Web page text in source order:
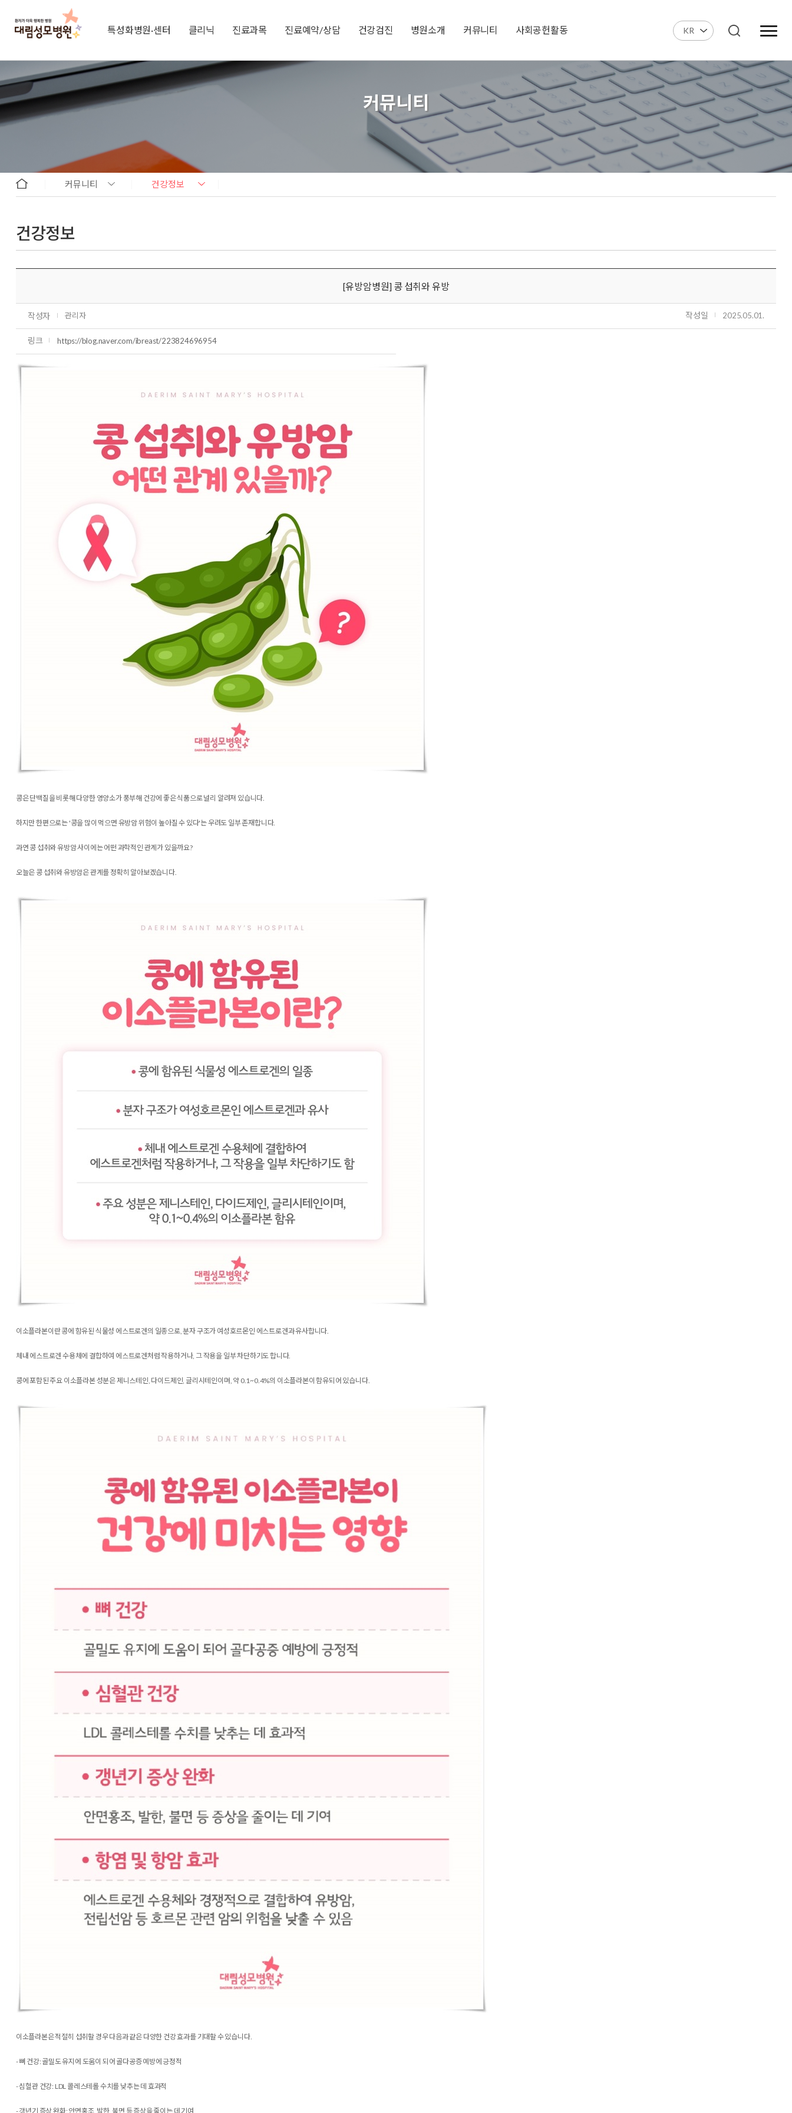
특성화병원·센터 클리닉 진료과목 진료예약/상담 건강검진 병원소개 커뮤니티 사회공헌활동 KR
커뮤니티
커뮤니티 건강정보
건강정보
[유방암병원] 콩 섭취와 유방
작성자 관리자 작성일 2025.05.01.
링크 https://blog.naver.com/ibreast/223824696954
콩은 단백질을 비롯해 다양한 영양소가 풍부해 건강에 좋은 식품으로 널리 알려져 있습니다.
하지만 한편으로는 '콩을 많이 먹으면 유방암 위험이 높아질 수 있다'는 우려도 일부 존재합니다.
과연 콩 섭취와 유방암 사이에는 어떤 과학적인 관계가 있을까요?
오늘은 콩 섭취와 유방암은 관계를 정확히 알아보겠습니다.
이소플라본이란 콩에 함유된 식물성 에스트로겐의 일종으로, 분자 구조가 여성호르몬인 에스트로겐과 유사합니다.
체내 에스트로겐 수용체에 결합하여 에스트로겐처럼 작용하거나, 그 작용을 일부 차단하기도 합니다.
콩에 포함된 주요 이소플라본 성분은 제니스테인, 다이드제인, 글리시테인이며, 약 0.1~0.4%의 이소플라본이 함유되어 있습니다.
이소플라본은 적절히 섭취할 경우 다음과 같은 다양한 건강 효과를 기대할 수 있습니다.
- 뼈 건강: 골밀도 유지에 도움이 되어 골다공증 예방에 긍정적
- 심혈관 건강: LDL 콜레스테롤 수치를 낮추는 데 효과적
- 갱년기 증상 완화: 안면홍조, 발한, 불면 등 증상을 줄이는 데 기여